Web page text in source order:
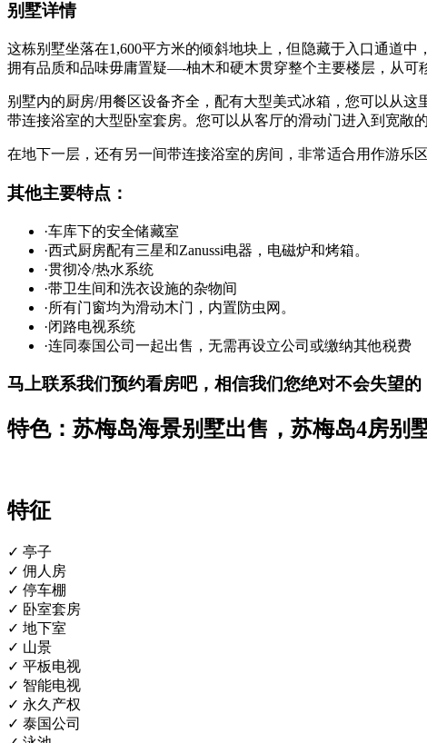
别墅详情
这栋别墅坐落在1,600平方米的倾斜地块上，但隐藏于入口通道
拥有品质和品味毋庸置疑—-柚木和硬木贯穿整个主要楼层，从可
别墅内的厨房/用餐区设备齐全，配有大型美式冰箱，您可以从
带连接浴室的大型卧室套房。您可以从客厅的滑动门进入到宽敞
在地下一层，还有另一间带连接浴室的房间，非常适合用作游乐
其他主要特点：
·车库下的安全储藏室
·西式厨房配有三星和Zanussi电器，电磁炉和烤箱。
·贯彻冷/热水系统
·带卫生间和洗衣设施的杂物间
·所有门窗均为滑动木门，内置防虫网。
·闭路电视系统
·连同泰国公司一起出售，无需再设立公司或缴纳其他税费
马上联系我们预约看房吧，相信我们您绝对不会失望的
特色：苏梅岛海景别墅出售，苏梅岛4房别
特征
✓ 亭子
✓ 佣人房
✓ 停车棚
✓ 卧室套房
✓ 地下室
✓ 山景
✓ 平板电视
✓ 智能电视
✓ 永久产权
✓ 泰国公司